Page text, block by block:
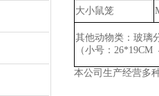
大小鼠笼
其他动物类：玻璃
（小号： 26*19CM
本公司生产经营多